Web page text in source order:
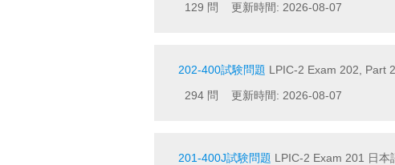
129 問 更新時間: 2026-08-07
202-400試験問題 LPIC-2 Exam 202, Part
294 問 更新時間: 2026-08-07
201-400J試験問題 LPIC-2 Exam 201 日本